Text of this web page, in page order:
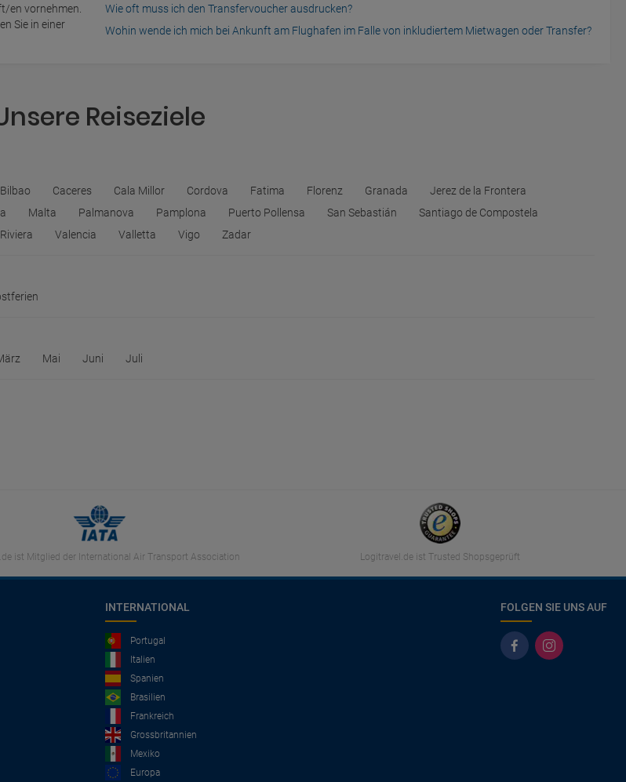
en vornehmen.
Sie in einer
Wie oft muss ich den Transfervoucher ausdrucken?
Wohin wende ich mich bei Ankunft am Flughafen im Falle von inkludiertem Mietwagen oder Transfer?
Reiseziele
Bilbao Caceres Cala Millor Cordova Fatima Florenz Granada
Jerez de la Frontera
Malta Palmanova Pamplona Puerto Pollensa San Sebastián
Santiago de Compostela
Valencia Valletta Vigo Zadar
Mai Juni Juli
ist Mitglied der International Air Transport Association Logitravel.de ist Trusted Shopsgeprüft
INTERNATIONAL
Portugal
Italien
Spanien
Brasilien
Frankreich
Grossbritannien
Mexiko
Europa
FOLGEN SIE UNS AUF